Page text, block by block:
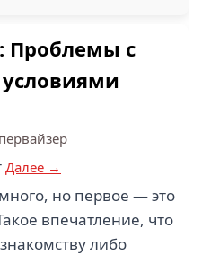
Проблемы с
Далее →
но первое — это
впечатление, что
либо